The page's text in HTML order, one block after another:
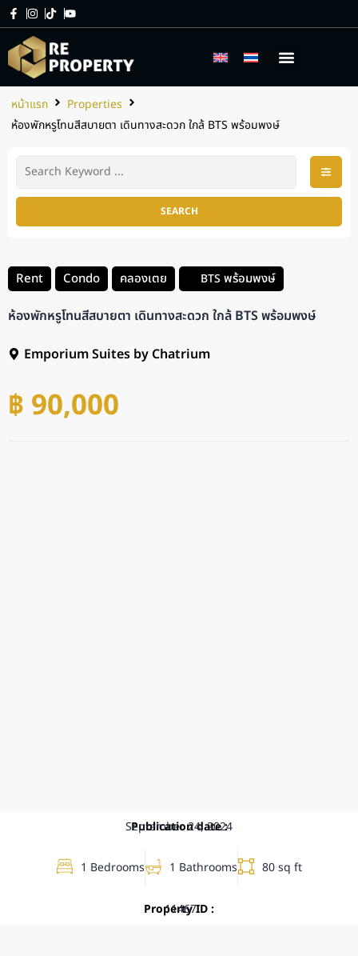
หน้าแรก
Properties
ห้องพักหรูโทนสีสบายตา เดินทางสะดวก ใกล้ BTS พร้อมพงษ์
SEARCH
Rent Condo คลองเตย BTS พร้อมพงษ์
ห้องพักหรูโทนสีสบายตา เดินทางสะดวก ใกล้ BTS พร้อมพงษ์
Emporium Suites by Chatrium
฿ 90,000
Publication date :
September 24, 2024
1 Bedrooms 1 Bathrooms 80 sq ft
Property ID :
11467